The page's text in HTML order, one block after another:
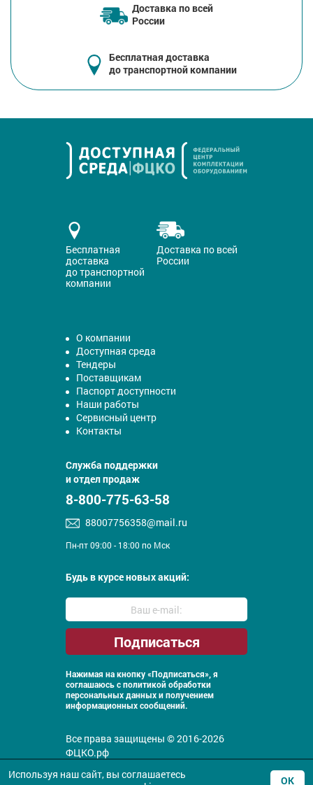
Доставка по всей
России
Бесплатная доставка
до транспортной компании
Бесплатная
доставка
до транспортной
компании
Доставка по всей
России
О компании
Доступная среда
Тендеры
Поставщикам
Паспорт доступности
Наши работы
Сервисный центр
Контакты
Служба поддержки
и отдел продаж
8-800-775-63-58
88007756358@mail.ru
Пн-пт 09:00 - 18:00 по Мск
Будь в курсе новых акций:
Нажимая на кнопку «Подписаться», я
соглашаюсь с политикой обработки
персональных данных и получением
информационных сообщений.
Все права защищены © 2016-2026
ФЦКО.рф
Используя наш сайт, вы соглашаетесь
ОК